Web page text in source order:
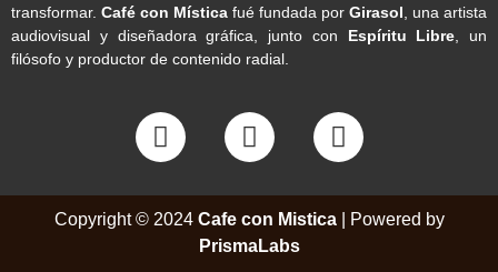
transformar. Café con Mística fué fundada por Girasol, una artista
audiovisual y diseñadora gráfica, junto con Espíritu Libre, un
filósofo y productor de contenido radial.
Copyright © 2024 Cafe con Mistica| Powered by
PrismaLabs